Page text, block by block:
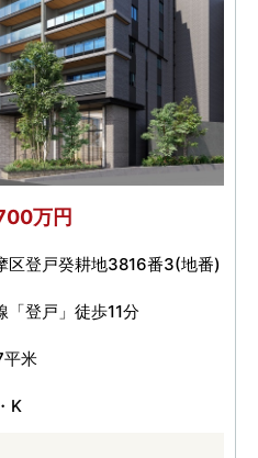
万円
区登戸癸耕地3816番3(地番)
「登戸」徒歩11分
平米
K